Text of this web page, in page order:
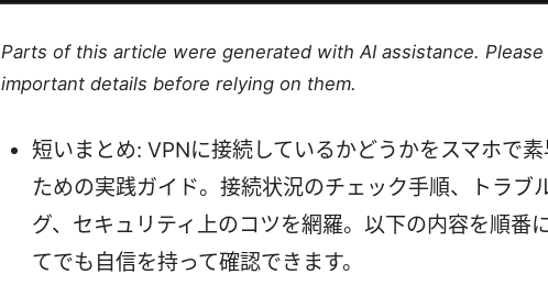
Parts of this article were generated with AI assistance.
important details before relying on them.
短いまとめ: VPNに接続しているかどうかをスマホで
ための実践ガイド。接続状況のチェック手順、トラブ
グ、セキュリティ上のコツを網羅。以下の内容を順番
てでも自信を持って確認できます。